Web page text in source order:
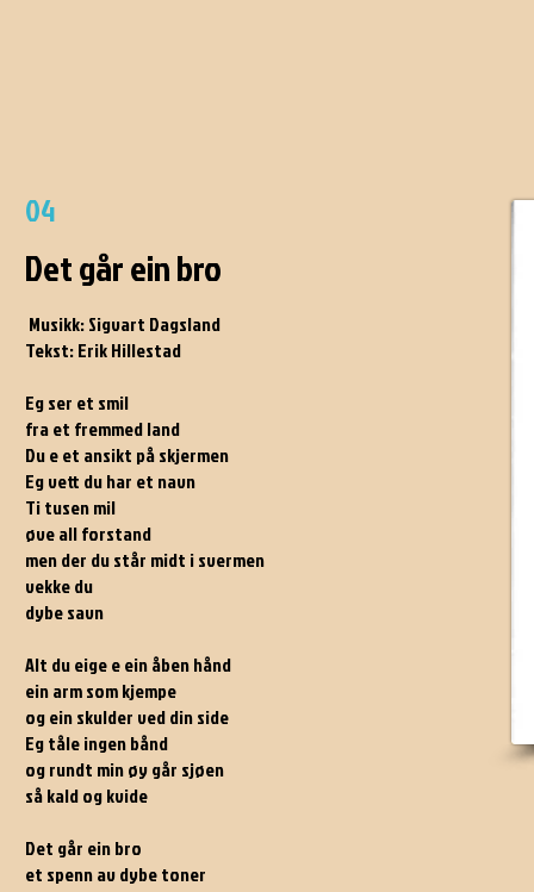
04
Det går ein bro
Musikk: Sigvart Dagsland
Tekst: Erik Hillestad
Eg ser et smil
fra et fremmed land
Du e et ansikt på skjermen
Eg vett du har et navn
Ti tusen mil
øve all forstand
men der du står midt i svermen
vekke du
dybe savn
Alt du eige e ein åben hånd
ein arm som kjempe
og ein skulder ved din side
Eg tåle ingen bånd
og rundt min øy går sjøen
så kald og kvide
Det går ein bro
et spenn av dybe toner